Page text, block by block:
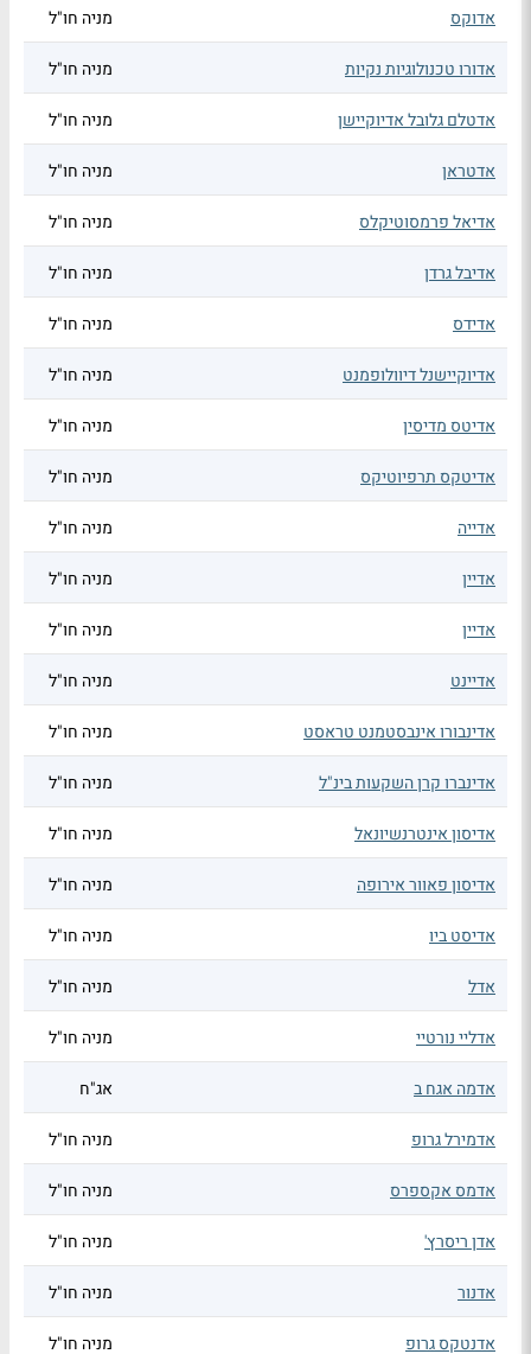
אדוקס מניה חו"ל
אדורו טכנולוגיות נקיות מניה חו"ל
אדטלם גלובל אדיוקיישן מניה חו"ל
אדטראן מניה חו"ל
אדיאל פרמסוטיקלס מניה חו"ל
אדיבל גרדן מניה חו"ל
אדידס מניה חו"ל
אדיוקיישנל דיוולופמנט מניה חו"ל
אדיטס מדיסין מניה חו"ל
אדיטקס תרפיוטיקס מניה חו"ל
אדייה מניה חו"ל
אדיין מניה חו"ל
אדיין מניה חו"ל
אדיינט מניה חו"ל
אדינבורו אינבסטמנט טראסט מניה חו"ל
אדינברו קרן השקעות בינ"ל מניה חו"ל
אדיסון אינטרנשיונאל מניה חו"ל
אדיסון פאוור אירופה מניה חו"ל
אדיסט ביו מניה חו"ל
אדל מניה חו"ל
אדליי נורטיי מניה חו"ל
אדמה אגח ב אג"ח
אדמירל גרופ מניה חו"ל
אדמס אקספרס מניה חו"ל
אדן ריסרץ' מניה חו"ל
אדנור מניה חו"ל
אדנטקס גרופ מניה חו"ל